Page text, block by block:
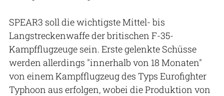
SPEAR3 soll die wichtigste Mittel- bis
Langstreckenwaffe der britischen F-35-
Kampfflugzeuge sein. Erste gelenkte Schüsse
werden allerdings "innerhalb von 18 Monaten"
von einem Kampfflugzeug des Typs Eurofighter
Typhoon aus erfolgen, wobei die Produktion von